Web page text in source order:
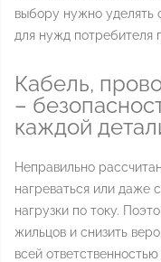
выбору нужно уделять
для нужд потребителя
Кабель,
–
каждой
Неправильно
нагреваться или даже
нагрузки по току.
жильцов и снизить
всей